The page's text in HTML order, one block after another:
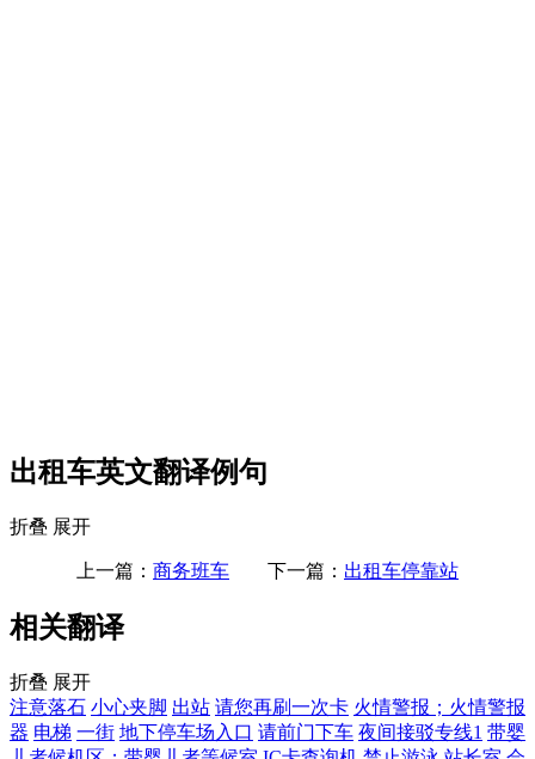
出租车英文翻译例句
折叠 展开
上一篇： 商务班车 下一篇： 出租车停靠站
相关翻译
折叠 展开
注意落石 小心夹脚 出站 请您再刷一次卡 火情警报；火情警报
器 电梯 一街 地下停车场入口 请前门下车 夜间接驳专线1 带婴